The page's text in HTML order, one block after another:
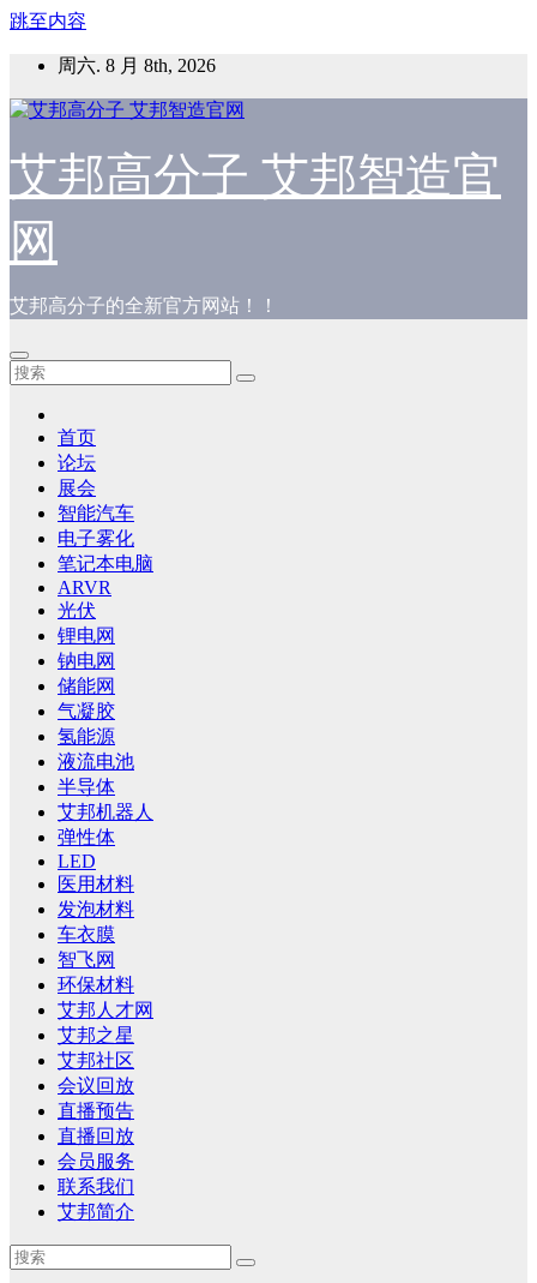
跳至内容
周六. 8 月 8th, 2026
艾邦高分子 艾邦智造官
网
艾邦高分子的全新官方网站！！
首页
论坛
展会
智能汽车
电子雾化
笔记本电脑
ARVR
光伏
锂电网
钠电网
储能网
气凝胶
氢能源
液流电池
半导体
艾邦机器人
弹性体
LED
医用材料
发泡材料
车衣膜
智飞网
环保材料
艾邦人才网
艾邦之星
艾邦社区
会议回放
直播预告
直播回放
会员服务
联系我们
艾邦简介